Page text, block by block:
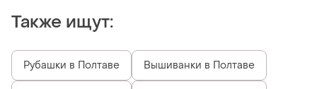
Также ищут:
Рубашки в Полтаве Вышиванки в Полтаве